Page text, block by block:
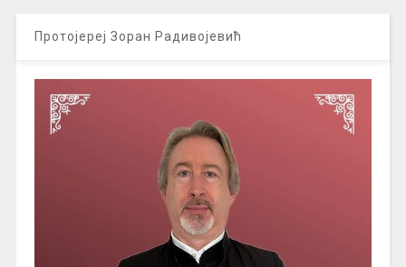
Протојереј Зоран Радивојевић